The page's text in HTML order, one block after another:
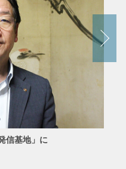
信基地」に